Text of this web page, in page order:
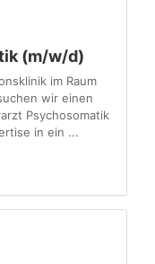
(m/w/d)
im Raum
wir einen
Psychosomatik
in ein ...